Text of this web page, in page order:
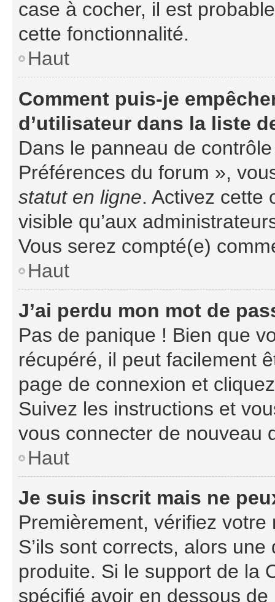
case à cocher, il est
cette fonctionnalité.
Haut
Comment puis-je
d’utilisateur dans la liste
Dans le panneau de
Préférences du forum »,
statut en ligne. Activez cette
visible qu’aux
Vous serez compté(e)
Haut
J’ai perdu mon mot de
Pas de panique ! Bien que
récupéré, il peut facilement
page de connexion et
Suivez les instructions et
vous connecter de nouveau
Haut
Je suis inscrit mais ne
Premièrement, vérifiez votre
S’ils sont corrects, alors
produite. Si le support de la
spécifié avoir en dessous